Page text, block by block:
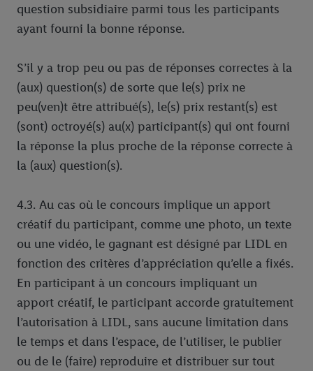
question subsidiaire parmi tous les participants
ayant fourni la bonne réponse.
S’il y a trop peu ou pas de réponses correctes à la
(aux) question(s) de sorte que le(s) prix ne
peu(ven)t être attribué(s), le(s) prix restant(s) est
(sont) octroyé(s) au(x) participant(s) qui ont fourni
la réponse la plus proche de la réponse correcte à
la (aux) question(s).
4.3. Au cas où le concours implique un apport
créatif du participant, comme une photo, un texte
ou une vidéo, le gagnant est désigné par LIDL en
fonction des critères d’appréciation qu’elle a fixés.
En participant à un concours impliquant un
apport créatif, le participant accorde gratuitement
l’autorisation à LIDL, sans aucune limitation dans
le temps et dans l’espace, de l’utiliser, le publier
ou de le (faire) reproduire et distribuer sur tout